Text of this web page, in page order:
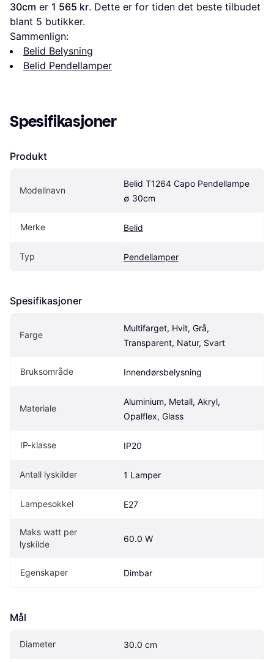
30cm er 1 565 kr. Dette er for tiden det beste tilbudet
blant 5 butikker.
Sammenlign:
Belid Belysning
Belid Pendellamper
Spesifikasjoner
Produkt
Modellnavn
Belid T1264 Capo Pendellampe
∅ 30cm
Merke Belid
Typ Pendellamper
Spesifikasjoner
Farge
Multifarget, Hvit, Grå,
Transparent, Natur, Svart
Bruksområde Innendørsbelysning
Materiale
Aluminium, Metall, Akryl,
Opalflex, Glass
IP-klasse IP20
Antall lyskilder 1 Lamper
Lampesokkel E27
Maks watt per
lyskilde
60.0 W
Egenskaper Dimbar
Mål
Diameter 30.0 cm